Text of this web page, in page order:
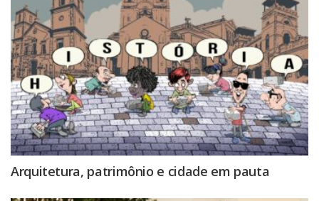
Arquitetura, patrimônio e cidade em pauta